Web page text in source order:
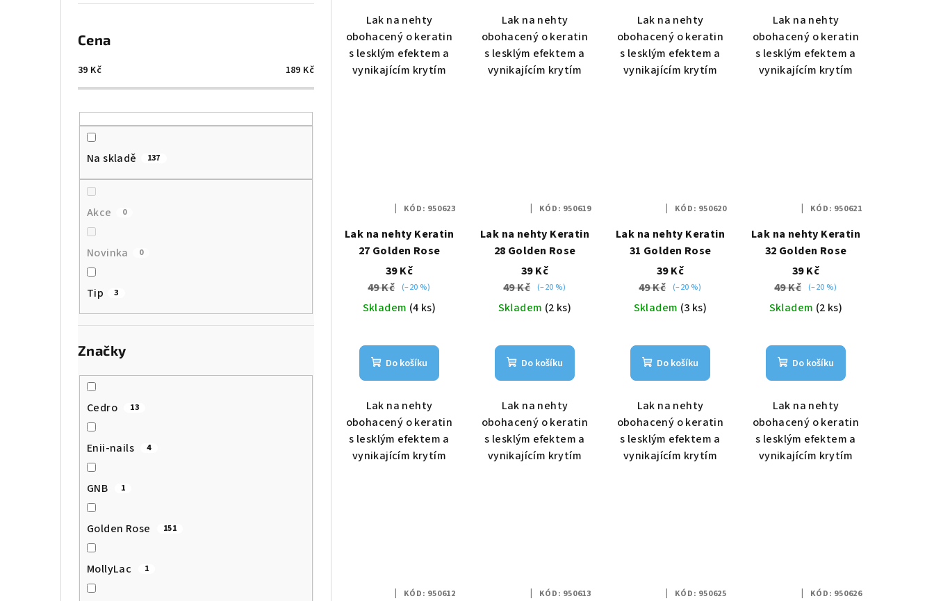
Cena
39 Kč 189 Kč
Na skladě 137
Akce 0
Novinka 0
Tip 3
Značky
Cedro 13
Enii-nails 4
GNB 1
Golden Rose 151
MollyLac 1
Lak na nehty
obohacený o keratin
s lesklým efektem a
vynikajícím krytím
Lak na nehty
obohacený o keratin
s lesklým efektem a
vynikajícím krytím
Lak na nehty
obohacený o keratin
s lesklým efektem a
vynikajícím krytím
Lak na nehty
obohacený o keratin
s lesklým efektem a
vynikajícím krytím
Lak na nehty Keratin
27 Golden Rose
39 Kč
49 Kč (–20 %)
Skladem (4 ks)
Do košíku
Lak na nehty
obohacený o keratin
s lesklým efektem a
vynikajícím krytím
KÓD: 950623
Lak na nehty Keratin
28 Golden Rose
39 Kč
49 Kč (–20 %)
Skladem (2 ks)
Do košíku
Lak na nehty
obohacený o keratin
s lesklým efektem a
vynikajícím krytím
KÓD: 950619
Lak na nehty Keratin
31 Golden Rose
39 Kč
49 Kč (–20 %)
Skladem (3 ks)
Do košíku
Lak na nehty
obohacený o keratin
s lesklým efektem a
vynikajícím krytím
KÓD: 950620
Lak na nehty Keratin
32 Golden Rose
39 Kč
49 Kč (–20 %)
Skladem (2 ks)
Do košíku
Lak na nehty
obohacený o keratin
s lesklým efektem a
vynikajícím krytím
KÓD: 950621
KÓD: 950612 KÓD: 950613 KÓD: 950625 KÓD: 950626